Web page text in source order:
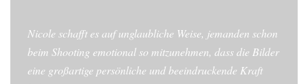
Nicole schafft es auf unglaubliche Weise, jemanden schon
beim Shooting emotional so mitzunehmen, dass die Bilder
eine großartige persönliche und beeindruckende Kraft